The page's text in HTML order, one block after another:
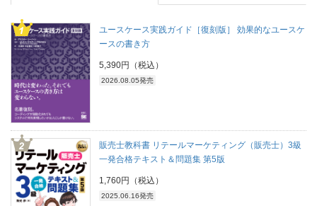
ユースケース実践ガイド［復刻版］ 効果的なユースケ
ースの書き方
5,390円（税込）
2026.08.05発売
販売士教科書 リテールマーケティング（販売士）3級
一発合格テキスト＆問題集 第5版
1,760円（税込）
2025.06.16発売